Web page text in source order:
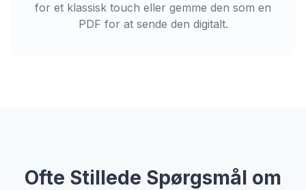
for et klassisk touch eller gemme den som en
PDF for at sende den digitalt.
Ofte Stillede Spørgsmål om